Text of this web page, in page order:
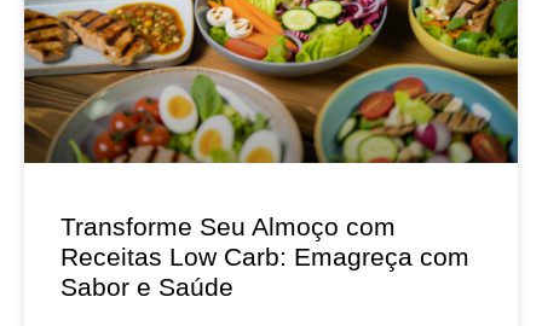
Transforme Seu Almoço com
Receitas Low Carb: Emagreça com
Sabor e Saúde